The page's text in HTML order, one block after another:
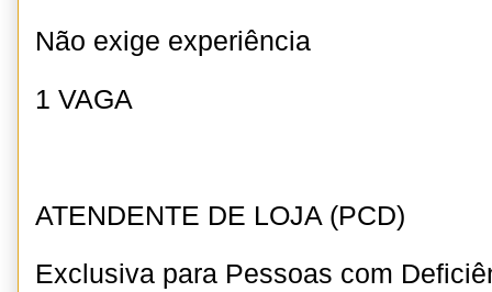
Não exige experiência
1 VAGA
ATENDENTE DE LOJA (PCD)
Exclusiva para Pessoas com